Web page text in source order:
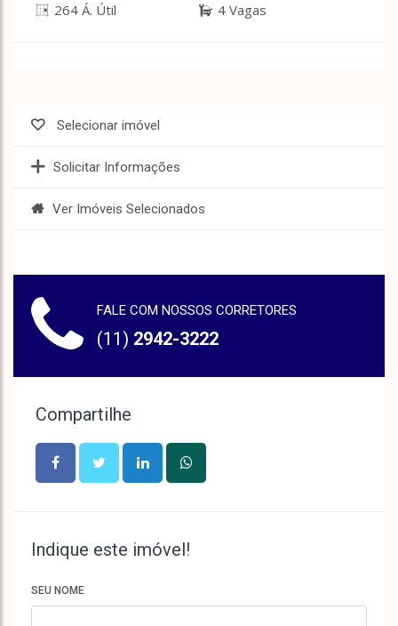
264 Á. Útil
4 Vagas
Selecionar imóvel
Solicitar Informações
Ver Imóveis Selecionados
FALE COM NOSSOS CORRETORES
(11) 2942-3222
Compartilhe
Indique este imóvel!
SEU NOME